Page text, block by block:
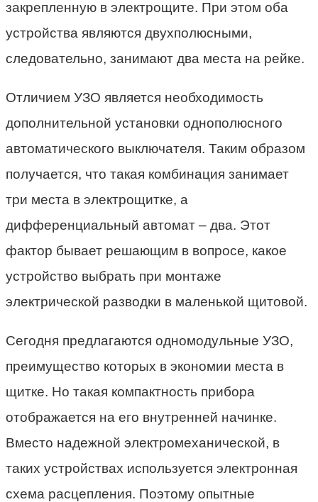
закрепленную в электрощите. При этом оба
устройства являются двухполюсными,
следовательно, занимают два места на рейке.
Отличием УЗО является необходимость
дополнительной установки однополюсного
автоматического выключателя. Таким образом
получается, что такая комбинация занимает
три места в электрощитке, а
дифференциальный автомат – два. Этот
фактор бывает решающим в вопросе, какое
устройство выбрать при монтаже
электрической разводки в маленькой щитовой.
Сегодня предлагаются одномодульные УЗО,
преимущество которых в экономии места в
щитке. Но такая компактность прибора
отображается на его внутренней начинке.
Вместо надежной электромеханической, в
таких устройствах используется электронная
схема расцепления. Поэтому опытные